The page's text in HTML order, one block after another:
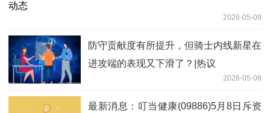
2026-05-09
防守贡献度有所提升，但骑士内线新星在
进攻端的表现又下滑了？|热议
2026-05-08
最新消息：叮当健康(09886)5月8日斥资